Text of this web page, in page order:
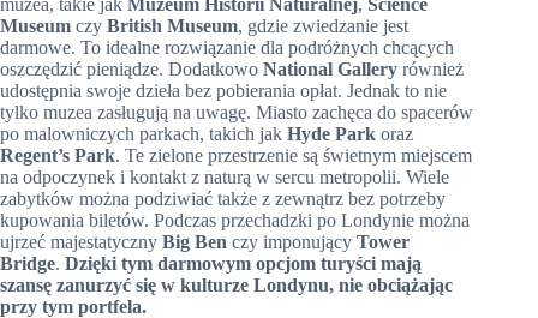
Museum czy British Museum, gdzie zwiedzanie jest
darmowe. To idealne rozwiązanie dla podróżnych chcących
oszczędzić pieniądze. Dodatkowo National Gallery również
udostępnia swoje dzieła bez pobierania opłat. Jednak to nie
tylko muzea zasługują na uwagę. Miasto zachęca do spacerów
po malowniczych parkach, takich jak Hyde Park oraz
Regent’s Park. Te zielone przestrzenie są świetnym miejscem
na odpoczynek i kontakt z naturą w sercu metropolii. Wiele
zabytków można podziwiać także z zewnątrz bez potrzeby
kupowania biletów. Podczas przechadzki po Londynie można
ujrzeć majestatyczny Big Ben czy imponujący Tower
Bridge. Dzięki tym darmowym opcjom turyści mają
szansę zanurzyć się w kulturze Londynu, nie obciążając
przy tym portfela.